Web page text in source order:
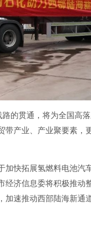
的贯通，将为全国高
产业、产业聚要素，
快拓展氢燃料电池汽
济信息委将积极推动
速推动西部陆海新通